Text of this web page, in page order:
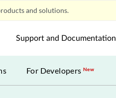
and solutions.
Support and Documentation
For DevelopersNew